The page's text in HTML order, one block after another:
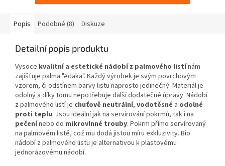
Popis Podobné (8) Diskuze
Detailní popis produktu
Vysoce kvalitní a estetické nádobí z palmového listínám
zajišťuje palma "Adaka". Každý výrobek je svým povrchovým
vzorem, či odstínem barvy listu naprosto jedinečný. Materiál je
odolný a díky tomu nepotřebuje další dodatečné úpravy. Nádobí
z palmového listí je chuťově neutrální, vodotěsné a odolné
proti teplu. Jsou ideální jak na servírování pokrmů, tak i na
pečenínebo do mikrovlnné trouby. Pokrm přímo servírovaný
na palmovém listě, což mu dodá jistou míru exkluzivity. Bio
nádobí z palmového listu je alternativou k plastovému
jednorázovému nádobí.